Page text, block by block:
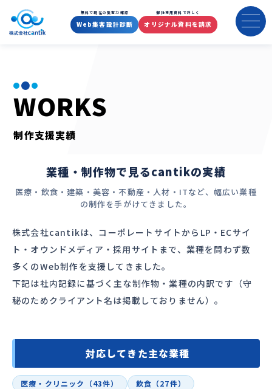
制作・支援実績（全業種のHP/
無料で現在の集客力確認
Web集客設計診断
御社専用資料で詳しく
オリジナル資料を請求
WORKS
制作支援実績
業種・制作物で見るcantikの実績
医療・飲食・建築・美容・不動産・人材・ITなど、幅広い業種
の制作を手がけてきました。
株式会社cantikは、コーポレートサイトからLP・ECサイ
ト・オウンドメディア・採用サイトまで、業種を問わず数
多くのWeb制作を支援してきました。
下記は社内記録に基づく主な制作物・業種の内訳です（守
秘のためクライアント名は掲載しておりません）。
対応してきた主な業種
医療・クリニック（43件）
飲食（27件）